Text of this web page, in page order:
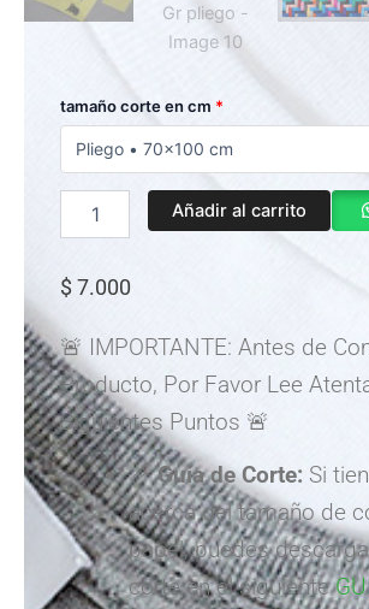
tamaño corte en cm *
Cartulina
Prisma
Tabacco
220
pliego
Añadir al carrito
$7.000
🚨 IMPORTANTE: Antes de
Producto, Por Favor Lee
Siguientes Puntos 🚨
📏Guía de Corte: Si
acerca del tamaño de
papel, puedes
corte en el siguiente